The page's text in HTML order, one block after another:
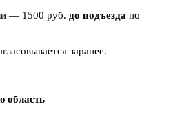
— 1500 руб. до подъезда по
заранее.
область